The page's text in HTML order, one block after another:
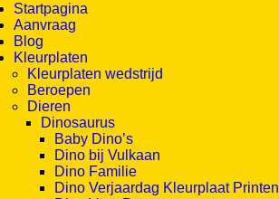
Startpagina
Aanvraag
Blog
Kleurplaten
Kleurplaten wedstrijd
Beroepen
Dieren
Dinosaurus
Baby Dino’s
Dino bij Vulkaan
Dino Familie
Dino Verjaardag Kleurplaat Printen